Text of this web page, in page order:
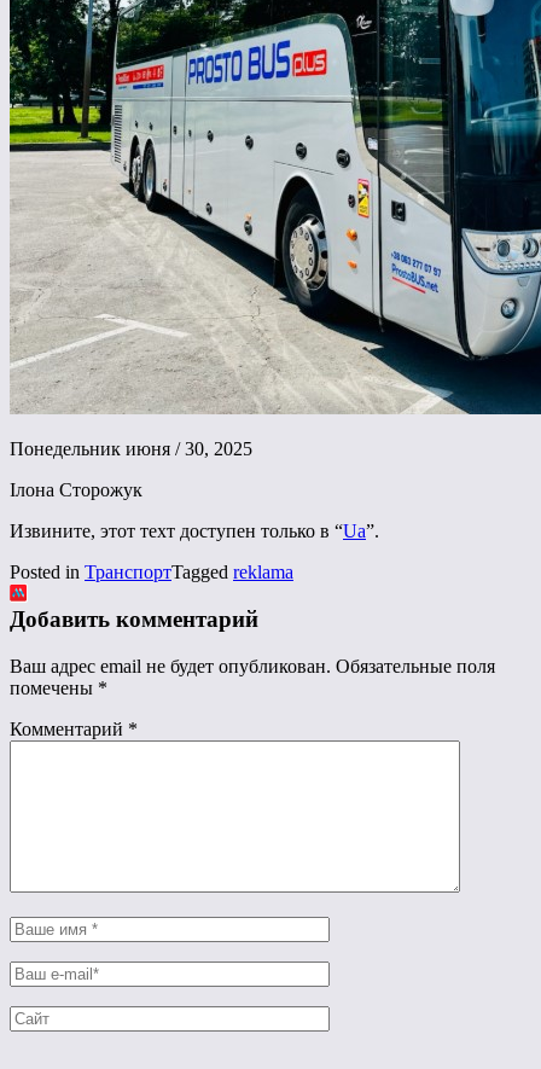
Понедельник июня / 30, 2025
Ілона Сторожук
Извините, этот техт доступен только в “Ua”.
Posted in ТранспортTagged reklama
Добавить комментарий
Ваш адрес email не будет опубликован. Обязательные поля
помечены *
Комментарий *